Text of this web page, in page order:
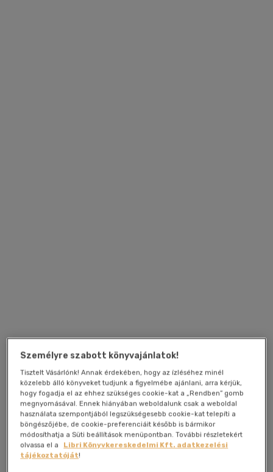
Személyre szabott könyvajánlatok!
Tisztelt Vásárlónk! Annak érdekében, hogy az ízléséhez minél
közelebb álló könyveket tudjunk a figyelmébe ajánlani, arra kérjük,
hogy fogadja el az ehhez szükséges cookie-kat a „Rendben” gomb
megnyomásával. Ennek hiányában weboldalunk csak a weboldal
használata szempontjából legszükségesebb cookie-kat telepíti a
böngészőjébe, de cookie-preferenciáit később is bármikor
módosíthatja a Süti beállítások menüpontban. További részletekért
olvassa el a
Libri Könyvkereskedelmi Kft. adatkezelési
tájékoztatóját!